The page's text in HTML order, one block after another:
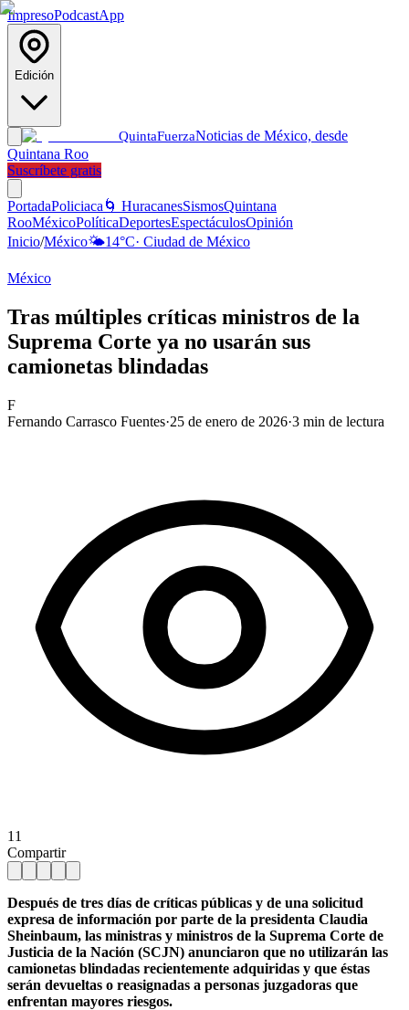
ImpresoPodcastApp
Edición
QuintaFuerzaNoticias de México, desde
Quintana Roo
Suscríbete gratis
PortadaPoliciaca 🌀 HuracanesSismosQuintana
RooMéxicoPolíticaDeportesEspectáculosOpinión
Inicio/México🌤️14°C· Ciudad de México
México
Tras múltiples críticas ministros de la
Suprema Corte ya no usarán sus
camionetas blindadas
F
Fernando Carrasco Fuentes·25 de enero de 2026·3 min de lectura
11
Compartir
Después de tres días de críticas públicas y de una solicitud
expresa de información por parte de la presidenta Claudia
Sheinbaum, las ministras y ministros de la Suprema Corte de
Justicia de la Nación (SCJN) anunciaron que no utilizarán las
camionetas blindadas recientemente adquiridas y que éstas
serán devueltas o reasignadas a personas juzgadoras que
enfrentan mayores riesgos.